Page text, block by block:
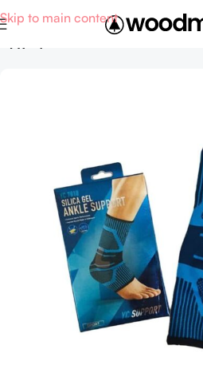
Skip to main content